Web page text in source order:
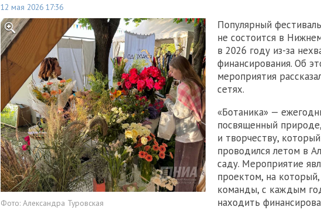
12 мая 2026 17:36
Фото: Александра Туровская
Популярный
не состоится в
в 2026 году из-за
финансирования. Об
мероприятия
сетях.
«Ботаника» —
посвященный
и творчеству,
проводился летом в
саду. Мероприятие
проектом, на
команды, с каждым
находить